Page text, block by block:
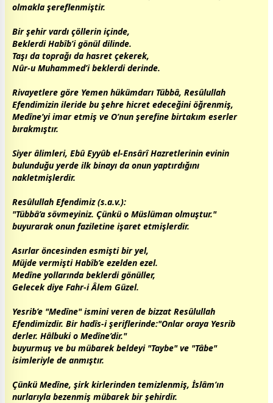
olmakla şereflenmiştir.
Bir şehir vardı çöllerin içinde,
Beklerdi Habîb’i gönül dilinde.
Taşı da toprağı da hasret çekerek,
Nûr-u Muhammed’i beklerdi derinde.
Rivayetlere göre Yemen hükümdarı Tübbâ, Resûlullah
Efendimizin ileride bu şehre hicret edeceğini öğrenmiş,
Medîne’yi imar etmiş ve O’nun şerefine birtakım eserler
bırakmıştır.
Siyer âlimleri, Ebû Eyyûb el-Ensârî Hazretlerinin evinin
bulunduğu yerde ilk binayı da onun yaptırdığını
nakletmişlerdir.
Resûlullah Efendimiz (s.a.v.):
"Tübbâ’a sövmeyiniz. Çünkü o Müslüman olmuştur."
buyurarak onun faziletine işaret etmişlerdir.
Asırlar öncesinden esmişti bir yel,
Müjde vermişti Habîb’e ezelden ezel.
Medîne yollarında beklerdi gönüller,
Gelecek diye Fahr-i Âlem Güzel.
Yesrib’e "Medîne" ismini veren de bizzat Resûlullah
Efendimizdir. Bir hadîs-i şeriflerinde:"Onlar oraya Yesrib
derler. Hâlbuki o Medîne’dir."
buyurmuş ve bu mübarek beldeyi "Taybe" ve "Tâbe"
isimleriyle de anmıştır.
Çünkü Medîne, şirk kirlerinden temizlenmiş, İslâm’ın
nurlarıyla bezenmiş mübarek bir şehirdir.